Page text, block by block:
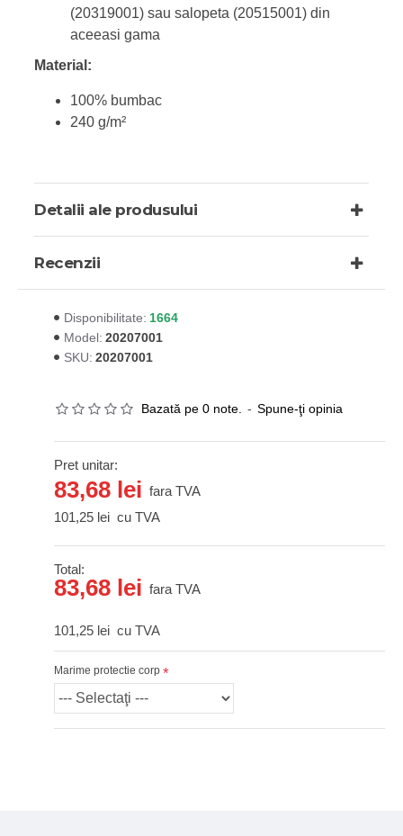
(20319001) sau salopeta (20515001) din
aceeasi gama
Material:
100% bumbac
240 g/m²
Detalii ale produsului
Recenzii
Disponibilitate: 1664
Model: 20207001
SKU: 20207001
Bazată pe 0 note. - Spune-ţi opinia
Pret unitar:
83,68 lei fara TVA
101,25 lei cu TVA
Total:
83,68 lei fara TVA
101,25 lei cu TVA
Marime protectie corp